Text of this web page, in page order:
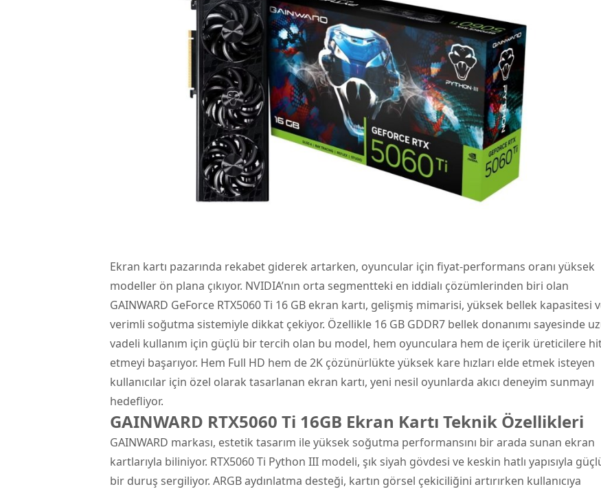
Ekran kartı pazarında rekabet giderek artarken, oyuncular için fiyat-performans oranı yüksek
modeller ön plana çıkıyor. NVIDIA’nın orta segmentteki en iddialı çözümlerinden biri olan
GAINWARD GeForce RTX5060 Ti 16 GB ekran kartı, gelişmiş mimarisi, yüksek bellek kapasitesi
verimli soğutma sistemiyle dikkat çekiyor. Özellikle 16 GB GDDR7 bellek donanımı sayesinde
vadeli kullanım için güçlü bir tercih olan bu model, hem oyunculara hem de içerik üreticilere
etmeyi başarıyor. Hem Full HD hem de 2K çözünürlükte yüksek kare hızları elde etmek isteyen
kullanıcılar için özel olarak tasarlanan ekran kartı, yeni nesil oyunlarda akıcı deneyim sunmayı
hedefliyor.
GAINWARD RTX5060 Ti 16GB Ekran Kartı Teknik Özellikleri
GAINWARD markası, estetik tasarım ile yüksek soğutma performansını bir arada sunan ekran
kartlarıyla biliniyor. RTX5060 Ti Python III modeli, şık siyah gövdesi ve keskin hatlı yapısıyla
bir duruş sergiliyor. ARGB aydınlatma desteği, kartın görsel çekiciliğini artırırken kullanıcıya